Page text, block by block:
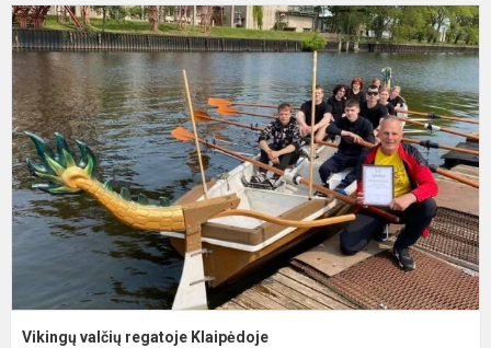
Vikingų valčių regatoje Klaipėdoje